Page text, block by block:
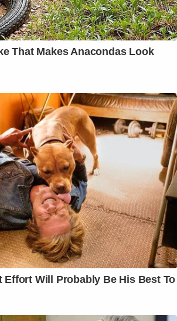
That Makes Anacondas Look
Effort Will Probably Be His Best To